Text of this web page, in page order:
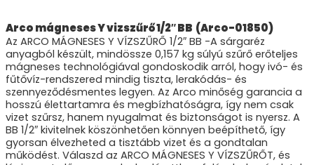
Arco mágneses Y vizszűrő 1/2″ BB (Arco-01850)
Az ARCO MÁGNESES Y VÍZSZŰRŐ 1/2″ BB -A sárgaréz
anyagból készült, mindössze 0,157 kg súlyú szűrő erőteljes
mágneses technológiával gondoskodik arról, hogy ivó- és
fűtővíz-rendszered mindig tiszta, lerakódás- és
szennyeződésmentes legyen. Az Arco minőség garancia a
hosszú élettartamra és megbízhatóságra, így nem csak
vizet szűrsz, hanem nyugalmat és biztonságot is nyersz. A
BB 1/2″ kivitelnek köszönhetően könnyen beépíthető, így
gyorsan élvezheted a tisztább vizet és a gondtalan
működést. Válaszd az ARCO MÁGNESES Y VÍZSZŰRŐT, és